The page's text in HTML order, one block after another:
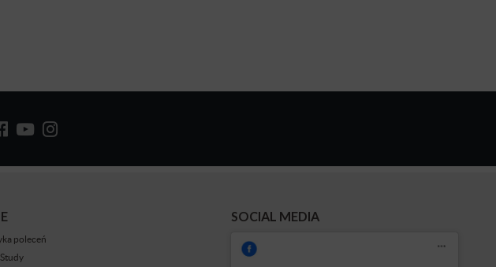
poleceń
SOCIAL MEDIA